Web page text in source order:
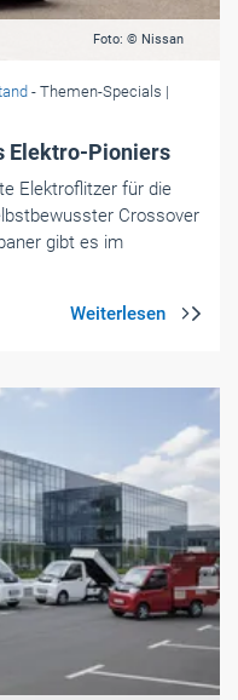
Foto: © Nissan
- Themen-Specials |
Elektro-Pioniers
Elektroflitzer für die
Crossover
gibt es im